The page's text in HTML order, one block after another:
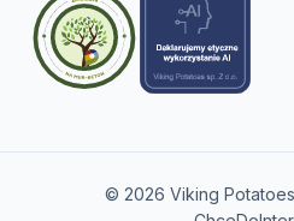
© 2026 Viking